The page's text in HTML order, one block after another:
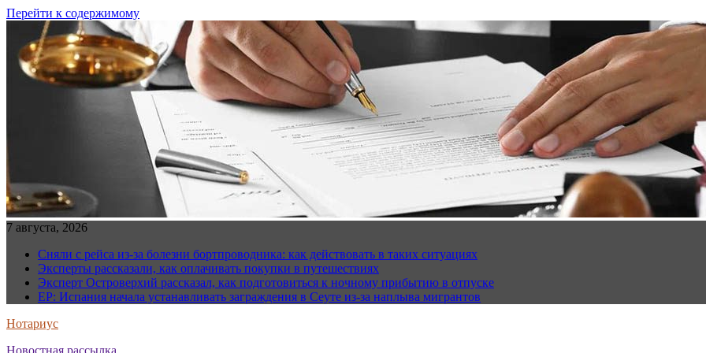
Перейти к содержимому
7 августа, 2026
Сняли с рейса из-за болезни бортпроводника: как действовать в таких ситуациях
Эксперты рассказали, как оплачивать покупки в путешествиях
Эксперт Островерхий рассказал, как подготовиться к ночному прибытию в отпуске
EP: Испания начала устанавливать заграждения в Сеуте из-за наплыва мигрантов
Нотариус
Новостная рассылка